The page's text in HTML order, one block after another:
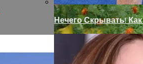
Нечего Скрывать!